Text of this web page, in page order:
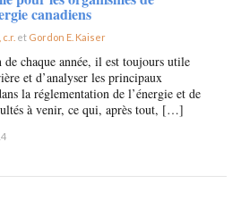
canadiens
et Gordon E. Kaiser
chaque année, il est toujours utile
et d’analyser les principaux
la réglementation de l’énergie et de
à venir, ce qui, après tout, […]